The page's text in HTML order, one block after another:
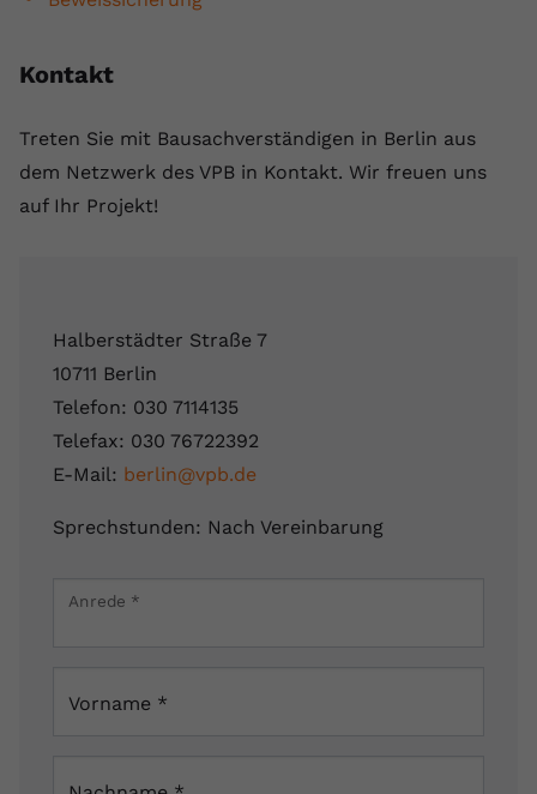
Kontakt
Treten Sie mit Bausachverständigen in Berlin aus
dem Netzwerk des VPB in Kontakt. Wir freuen uns
auf Ihr Projekt!
Halberstädter Straße 7
10711 Berlin
Telefon: 030 7114135
Telefax: 030 76722392
E-Mail: berlin@vpb.de
Sprechstunden: Nach Vereinbarung
Halberstädter Straße 7, 10711 Berlin, Deutschland
Anrede *
Vorname *